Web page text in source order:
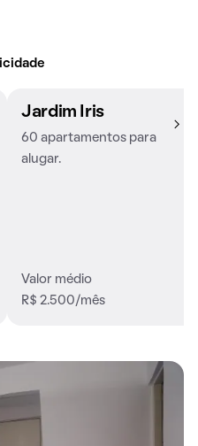
Jardim Iris
60 apartamentos para
alugar.
Valor médio
R$ 2.500/mês